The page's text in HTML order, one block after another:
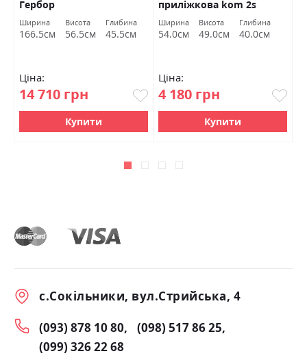
Гербор
Ширина
166.5см
Висота
56.5см
Глибина
45.5см
Ціна:
14 710 грн
Купити
приліжкова kom 2s
кашемір/елегантний
сірий софттач Гербор
Ширина
54.0см
Висота
49.0см
Глибина
40.0см
Ціна:
4 180 грн
Купити
с.Сокільники, вул.Стрийська, 4
(093) 878 10 80
(098) 517 86 25
(099) 326 22 68